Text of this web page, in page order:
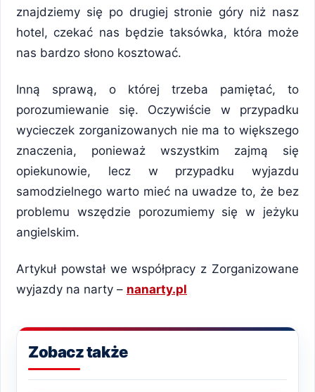
znajdziemy się po drugiej stronie góry niż nasz
hotel, czekać nas będzie taksówka, która może
nas bardzo słono kosztować.
Inną sprawą, o której trzeba pamiętać, to
porozumiewanie się. Oczywiście w przypadku
wycieczek zorganizowanych nie ma to większego
znaczenia, ponieważ wszystkim zajmą się
opiekunowie, lecz w przypadku wyjazdu
samodzielnego warto mieć na uwadze to, że bez
problemu wszędzie porozumiemy się w jeżyku
angielskim.
Artykuł powstał we współpracy z Zorganizowane
wyjazdy na narty – nanarty.pl
Zobacz także